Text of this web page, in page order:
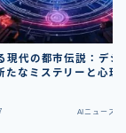
現代の都市伝説：デジ
たなミステリーと心理
AIニュース・